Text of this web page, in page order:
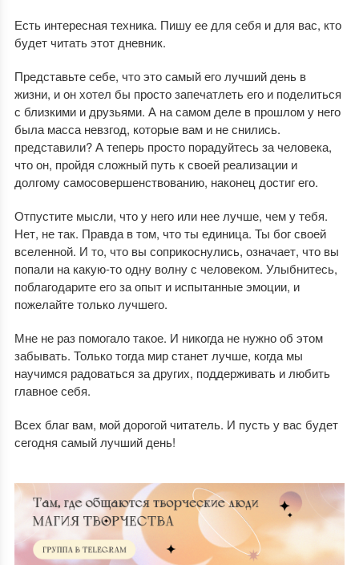
Есть интересная техника. Пишу ее для себя и для вас, кто
будет читать этот дневник.
Представьте себе, что это самый его лучший день в
жизни, и он хотел бы просто запечатлеть его и поделиться
с близкими и друзьями. А на самом деле в прошлом у него
была масса невзгод, которые вам и не снились.
представили? А теперь просто порадуйтесь за человека,
что он, пройдя сложный путь к своей реализации и
долгому самосовершенствованию, наконец достиг его.
Отпустите мысли, что у него или нее лучше, чем у тебя.
Нет, не так. Правда в том, что ты единица. Ты бог своей
вселенной. И то, что вы соприкоснулись, означает, что вы
попали на какую-то одну волну с человеком. Улыбнитесь,
поблагодарите его за опыт и испытанные эмоции, и
пожелайте только лучшего.
Мне не раз помогало такое. И никогда не нужно об этом
забывать. Только тогда мир станет лучше, когда мы
научимся радоваться за других, поддерживать и любить
главное себя.
Всех благ вам, мой дорогой читатель. И пусть у вас будет
сегодня самый лучший день!